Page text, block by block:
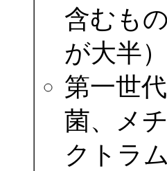
含むも
が大半）
第一世
菌、メ
クトラ